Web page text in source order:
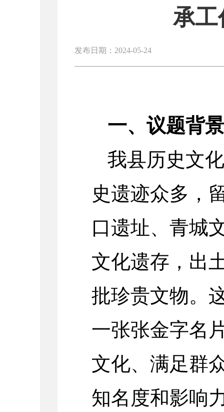
承工
发布日期：2024-05-24
一、议题背景
我县历史文
史遗迹众多，
口遗址、青城
文化遗存，出
批珍贵文物。
一张张金字名
文化、满足群
知名度和影响